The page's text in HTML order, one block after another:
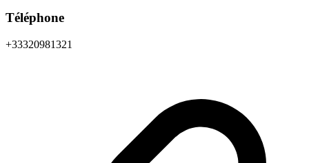
Téléphone
+33320981321